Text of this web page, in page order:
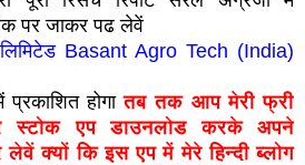
पर जाकर पढ लेवें
Basant Agro Tech (India)
होगातब तक आप मेरी फ्री
स्टोक एप डाउनलोड करके अपने
क्यों कि इस एप में मेरे हिन्दी ब्लोग